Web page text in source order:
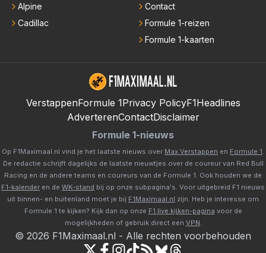
Alpine
Cadillac
Contact
Formule 1-reizen
Formule 1-kaarten
VerstappenFormule 1Privacy PolicyF1Headlines
AdverterenContactDisclaimer
Formule 1-nieuws
Op F1Maximaal.nl vind je het laatste nieuws over Max Verstappen en Formule 1.
De redactie schrijft dagelijks de laatste nieuwtjes over de coureur van Red Bull
Racing en de andere teams en coureurs van de Formule 1. Ook houden we de
F1-kalender en de WK-stand bij op onze subpagina's. Voor uitgebreid F1 nieuws
uit binnen- en buitenland moet je bij F1Maximaal.nl zijn. Heb je interesse om
Formule 1 te kijken? Kijk dan op onze F1 live kijken-pagina voor de
mogelijkheden of gebruik direct een VPN.
© 2026 F1Maximaal.nl - Alle rechten voorbehouden